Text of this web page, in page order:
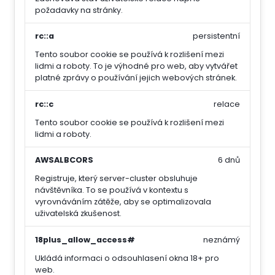
požadavky na stránky.
rc::a
Tento soubor cookie se používá k rozlišení mezi
lidmi a roboty. To je výhodné pro web, aby vytvářet
platné zprávy o používání jejich webových stránek.
persistentní
rc::c
Tento soubor cookie se používá k rozlišení mezi
lidmi a roboty.
relace
AWSALBCORS
Registruje, který server-cluster obsluhuje
návštěvníka. To se používá v kontextu s
vyrovnáváním zátěže, aby se optimalizovala
uživatelská zkušenost.
6 dnů
18plus_allow_access#
Ukládá informaci o odsouhlasení okna 18+ pro
web.
neznámý